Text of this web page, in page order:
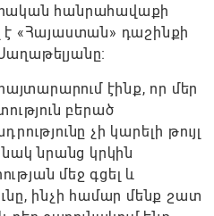
հանրահավաքի
«Հայաստան» դաշինքի
էինք, որ մեր
բերած
չի կարելի թույլ
նրանց կրկին
մեջ գցել և
ինչի համար մենք շատ